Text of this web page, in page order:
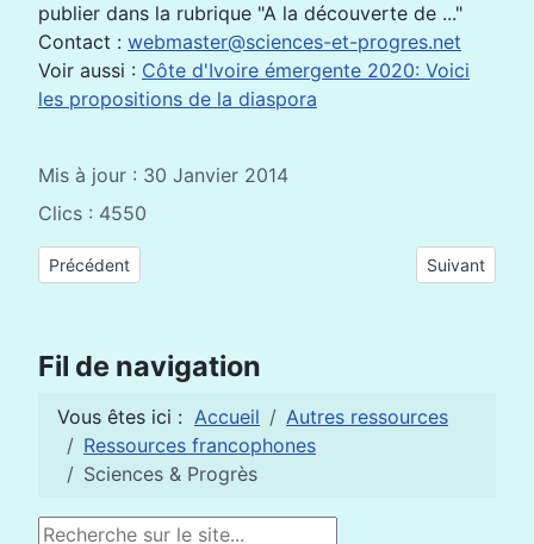
publier dans la rubrique "A la découverte de ..."
Contact : webmaster@sciences-et-progres.net
Voir aussi : Côte d'Ivoire émergente 2020: Voici
les propositions de la diaspora
Mis à jour : 30 Janvier 2014
Clics : 4550
Article précédent : Sélection de ressources pédagogiques
Précédent Article
Suivant
Fil de navigation
Vous êtes ici : Accueil
Autres ressources
Ressources francophones
Sciences & Progrès
Rechercher